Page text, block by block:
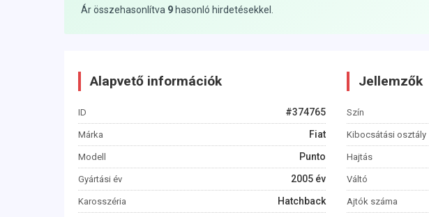
Ár összehasonlítva 9 hasonló hirdetésekkel
Alapvető információk
ID #374765
Márka Fiat
Modell Punto
Gyártási év 2005 év
Karosszéria Hatchback
Jellemzők
Szín
Kibocsátási osztály
Hajtás
Váltó
Ajtók száma